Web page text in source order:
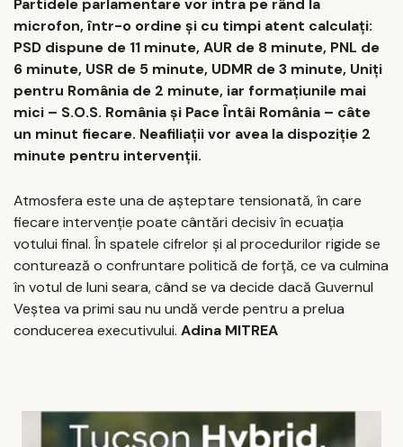
Partidele parlamentare vor intra pe rând la
microfon, într-o ordine și cu timpi atent calculați:
PSD dispune de 11 minute, AUR de 8 minute, PNL de
6 minute, USR de 5 minute, UDMR de 3 minute, Uniți
pentru România de 2 minute, iar formațiunile mai
mici – S.O.S. România și Pace Întâi România – câte
un minut fiecare. Neafiliații vor avea la dispoziție 2
minute pentru intervenții.
Atmosfera este una de așteptare tensionată, în care
fiecare intervenție poate cântări decisiv în ecuația
votului final. În spatele cifrelor și al procedurilor rigide se
conturează o confruntare politică de forță, ce va culmina
în votul de luni seara, când se va decide dacă Guvernul
Veștea va primi sau nu undă verde pentru a prelua
conducerea executivului. Adina MITREA